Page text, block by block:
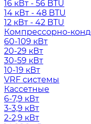
16 кВт - 56 BTU
14 кВт - 48 BTU
12 кВт - 42 BTU
Компрессорно-
60-109 кВт
20-29 кВт
30-59 кВт
10-19 кВт
VRF системы
Кассетные
6-7,9 кВт
3-3,9 кВт
2-2,9 кВт